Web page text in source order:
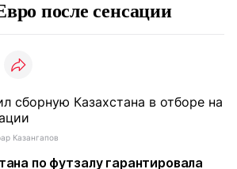
после сенсации
Казангапов
по футзалу гарантировала